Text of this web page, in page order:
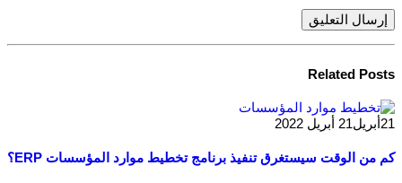
Related Posts
21أبريل21 أبريل 2022
كم من الوقت سيستغرق تنفيذ برنامج تخطيط موارد المؤسسات ERP؟